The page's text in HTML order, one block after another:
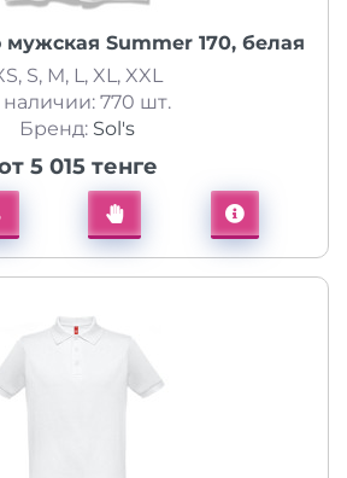
Summer 170, белая
S, M, L, XL, XXL
наличии: 770 шт.
Бренд: Sol's
5 015 тенге